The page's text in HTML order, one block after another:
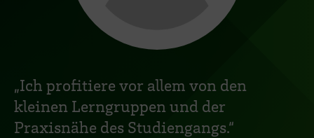
„Ich profitiere vor allem von den
kleinen Lerngruppen und der
Praxisnähe des Studiengangs.“